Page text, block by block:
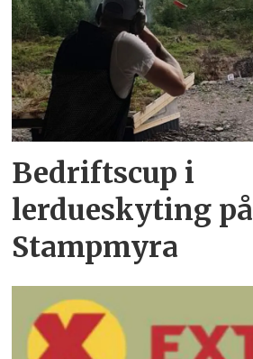
Bedriftscup i
lerdueskyting på
Stampmyra